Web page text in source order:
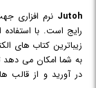
Jutoh نرم افزاری
رایج است. با
زیباترین کتاب های
به شما امکان می دهد
در آورید و از قالب